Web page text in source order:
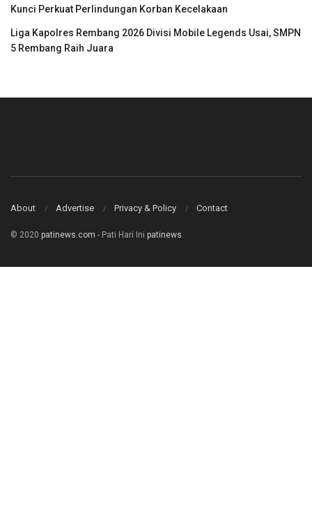
Kunci Perkuat Perlindungan Korban Kecelakaan
Liga Kapolres Rembang 2026 Divisi Mobile Legends Usai, SMPN
5 Rembang Raih Juara
About Advertise Privacy & Policy Contact
© 2020 patinews.com - Pati Hari Ini patinews.